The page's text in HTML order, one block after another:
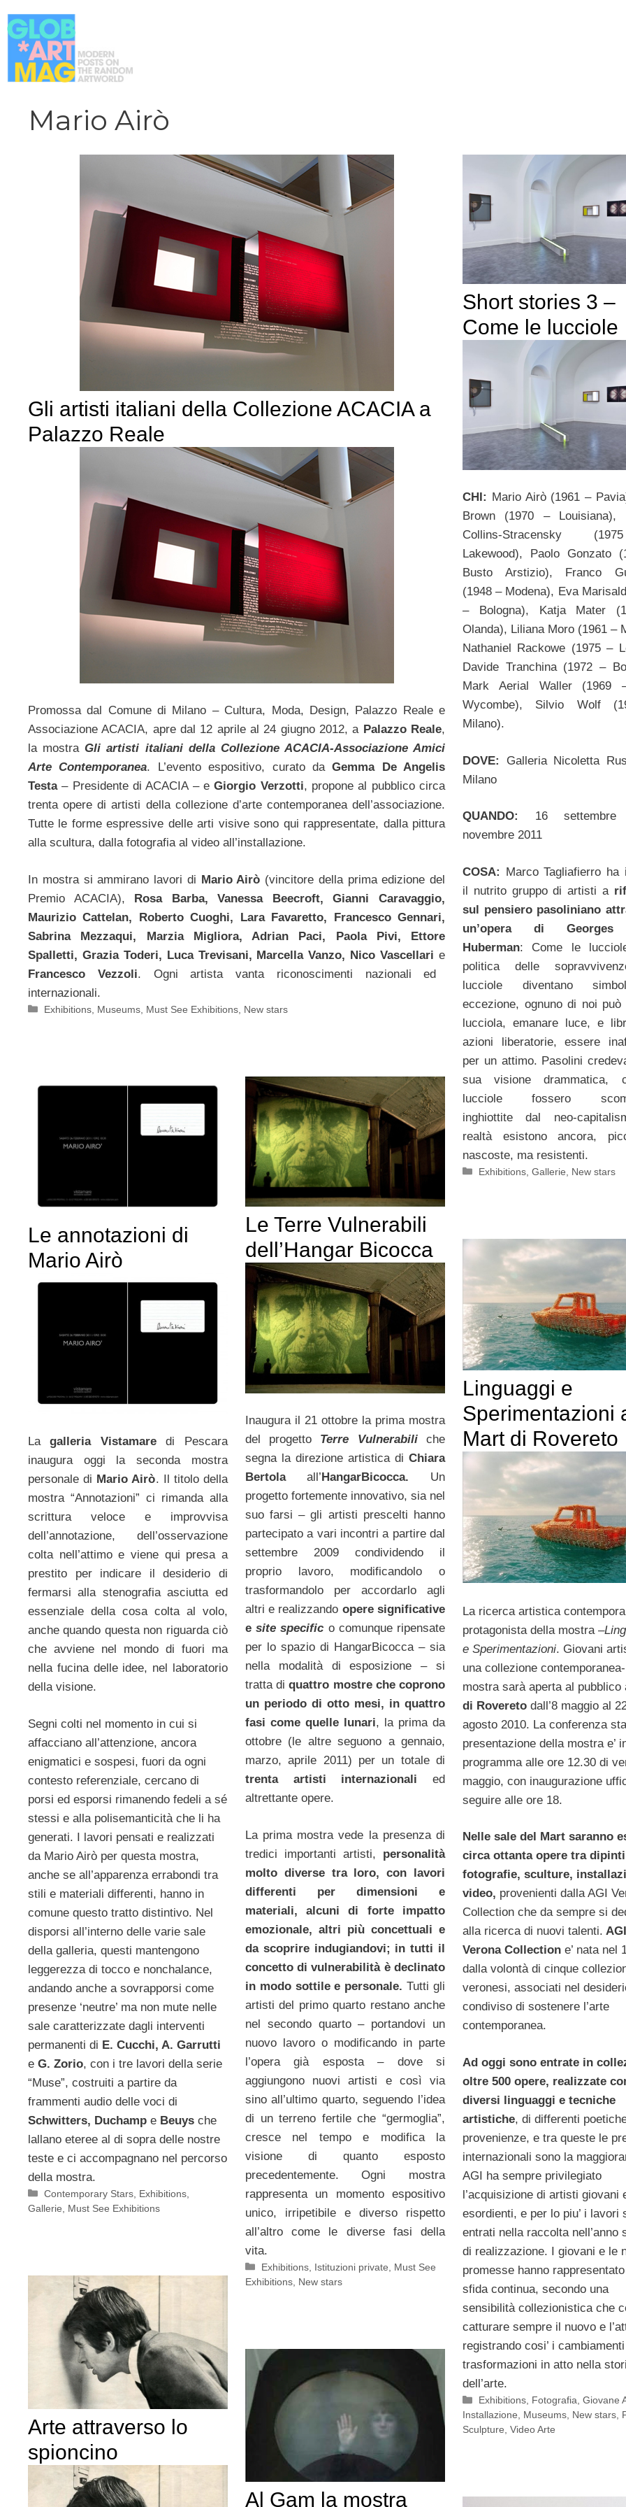
al
contenuto
Mario Airò
Gli artisti italiani della Collezione ACACIA a
Palazzo Reale
Promossa dal Comune di Milano – Cultura, Moda, Design, Palazzo Reale e
Associazione ACACIA, apre dal 12 aprile al 24 giugno 2012, a Palazzo Reale,
la mostraGli artisti italiani della Collezione ACACIA-Associazione Amici
Arte Contemporanea. L’evento espositivo, curato daGemma De Angelis
Testa– Presidente di ACACIA – eGiorgio Verzotti, propone al pubblico circa
trenta opere di artisti della collezione d’arte contemporanea dell’associazione.
Tutte le forme espressive delle arti visive sono qui rappresentate, dalla pittura
alla scultura, dalla fotografia al video all’installazione.
In mostra si ammirano lavori di Mario Airò (vincitore della prima edizione del
Premio ACACIA), Rosa Barba, Vanessa Beecroft, Gianni Caravaggio,
Maurizio Cattelan, Roberto Cuoghi, Lara Favaretto, Francesco Gennari,
Sabrina Mezzaqui, Marzia Migliora, Adrian Paci, Paola Pivi, Ettore
Spalletti, Grazia Toderi, Luca Trevisani, Marcella Vanzo, Nico Vascellari e
Francesco Vezzoli. Ogni artista vanta riconoscimenti nazionali ed
internazionali.
Categorie
Exhibitions Museums Must See Exhibitions New stars
Short stories 3 –
Come le lucciole
CHI: Mario Airò (1961 –
Brown (1970 – Louisiana),
Collins-Stracensky
Lakewood), Paolo Gonzato
Busto Arstizio), Franco
(1948 – Modena), Eva
– Bologna), Katja Mater
Olanda), Liliana Moro (1961 –
Nathaniel Rackowe (1975 –
Davide Tranchina (1972 –
Mark Aerial Waller (1969
Wycombe), Silvio Wolf
Milano).
DOVE:
Galleria Nicoletta
Milano
QUANDO: 16
novembre 2011
COSA: Marco Tagliafierro ha
il nutrito gruppo di artisti a
sul pensiero pasoliniano
un’opera di Georges
Huberman: Come le
politica delle
lucciole diventano
eccezione, ognuno di noi può
lucciola, emanare luce, e
azioni liberatorie, essere
per un attimo. Pasolini
sua visione drammatica,
lucciole fossero
inghiottite dal neo-
realtà esistono ancora,
nascoste, ma resistenti.
Categorie
Exhibitions ,Gallerie New stars
Le annotazioni di
Mario Airò
Lagalleria Vistamare di Pescara
inaugura oggi la seconda mostra
personale di Mario Airò. Il titolo della
mostra “Annotazioni” ci rimanda alla
scrittura veloce e improvvisa
dell’annotazione, dell’osservazione
colta nell’attimo e viene qui presa a
prestito per indicare il desiderio di
fermarsi alla stenografia asciutta ed
essenziale della cosa colta al volo,
anche quando questa non riguarda ciò
che avviene nel mondo di fuori ma
nella fucina delle idee, nel laboratorio
della visione.
Segni colti nel momento in cui si
affacciano all’attenzione, ancora
enigmatici e sospesi, fuori da ogni
contesto referenziale, cercano di
porsi ed esporsi rimanendo fedeli a sé
stessi e alla polisemanticità che li ha
generati. I lavori pensati e realizzati
da Mario Airò per questa mostra,
anche se all’apparenza errabondi tra
stili e materiali differenti, hanno in
comune questo tratto distintivo. Nel
disporsi all’interno delle varie sale
della galleria, questi mantengono
leggerezza di tocco e nonchalance,
andando anche a sovrapporsi come
presenze ‘neutre’ ma non mute nelle
sale caratterizzate dagli interventi
permanenti di E. Cucchi, A. Garrutti
e G. Zorio, con i tre lavori della serie
“Muse”, costruiti a partire da
frammenti audio delle voci di
Schwitters, Duchamp e Beuys che
lallano eteree al di sopra delle nostre
teste e ci accompagnano nel percorso
della mostra.
Categorie
Contemporary Stars Exhibitions
Gallerie
Must See Exhibitions
Le Terre Vulnerabili
dell’Hangar Bicocca
Inaugura il 21 ottobre la prima mostra
del progetto
Terre Vulnerabili
che
segna la direzione artistica di Chiara
Bertolaall’HangarBicocca. Un
progetto fortemente innovativo, sia nel
suo farsi – gli artisti prescelti hanno
partecipato a vari incontri a partire dal
settembre 2009 condividendo il
proprio lavoro, modificandolo o
trasformandolo per accordarlo agli
altri e realizzando opere significative
esite specific o comunque ripensate
per lo spazio di HangarBicocca – sia
nella modalità di esposizione – si
tratta diquattro mostre che coprono
un periodo di otto mesi, in quattro
fasi come quelle lunari, la prima da
ottobre (le altre seguono a gennaio,
marzo, aprile 2011) per un totale di
trenta artisti internazionali ed
altrettante opere.
La prima mostra vede la presenza di
tredici importanti artisti, personalità
molto diverse tra loro, con lavori
differenti per dimensioni e
materiali, alcuni di forte impatto
emozionale, altri più concettuali e
da scoprire indugiandovi; in tutti il
concetto di vulnerabilità è declinato
in modo sottile e personale.Tutti gli
artisti del primo quarto restano anche
nel secondo quarto – portandovi un
nuovo lavoro o modificando in parte
l’opera già esposta – dove si
aggiungono nuovi artisti e così via
sino all’ultimo quarto, seguendo l’idea
di un terreno fertile che “germoglia”,
cresce nel tempo e modifica la
visione di quanto esposto
precedentemente. Ogni mostra
rappresenta un momento espositivo
unico, irripetibile e diverso rispetto
all’altro come le diverse fasi della
vita.
Categorie
Exhibitions Istituzioni private
Must See
Exhibitions, New stars
Linguaggi e
Sperimentazioni
Mart di Rovereto
La ricerca artistica
protagonista della mostra –
e Sperimentazioni. Giovani
una collezione
mostra sarà aperta al pubblico
di Roveretodall’8 maggio al
agosto 2010. La conferenza
presentazione della mostra e’
programma alle ore 12.30 di
maggio, con inaugurazione
seguire alle ore 18.
Nelle sale del Mart saranno
circa ottanta opere tra
fotografie, sculture,
video, provenienti dalla AGI
Collection che da sempre si
alla ricerca di nuovi talenti. AGI
Verona Collectione’ nata nel
dalla volontà di cinque
veronesi, associati nel
condiviso di sostenere l’arte
contemporanea.
Ad oggi sono entrate in
oltre 500 opere, realizzate
diversi linguaggi e tecniche
artistiche, di differenti
provenienze, e tra queste le
internazionali sono la
AGI ha sempre privilegiato
l’acquisizione di artisti giovani
esordienti, e per lo piu’ i lavori
entrati nella raccolta nell’anno
di realizzazione. I giovani e le
promesse hanno
sfida continua, secondo una
sensibilità collezionistica che
catturare sempre il nuovo e
registrando cosi’ i
trasformazioni in atto nella
dell’arte.
Categorie
Exhibitions Fotografia ,Giovane
Installazione
Museums, New stars,
Sculpture Video Arte
Arte attraverso lo
spioncino
Al Gam la mostra